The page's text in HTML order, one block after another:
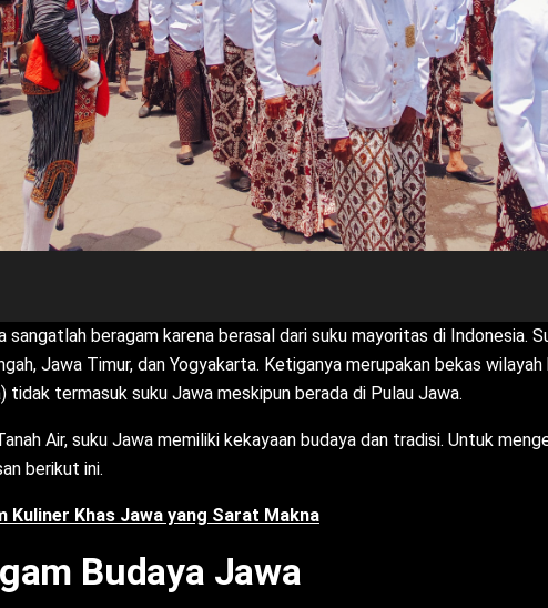
sangatlah beragam karena berasal dari suku mayoritas di Indonesia.
Jawa Timur, dan Yogyakarta. Ketiganya merupakan bekas
tidak termasuk suku Jawa meskipun berada di Pulau Jawa.
Air, suku Jawa memiliki kekayaan budaya dan tradisi. Untuk
berikut ini.
Kuliner Khas Jawa yang Sarat Makna
Budaya Jawa